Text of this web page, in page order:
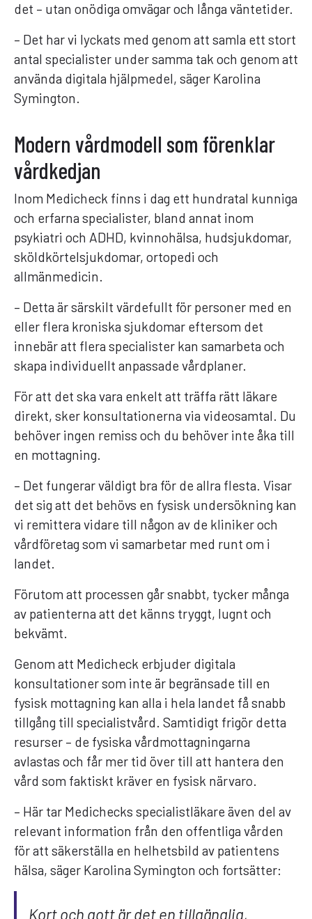
det – utan onödiga omvägar och långa väntetider.
– Det har vi lyckats med genom att samla ett stort
antal specialister under samma tak och genom att
använda digitala hjälpmedel, säger Karolina
Symington.
Modern vårdmodell som förenklar
vårdkedjan
Inom Medicheck finns i dag ett hundratal kunniga
och erfarna specialister, bland annat inom
psykiatri och ADHD, kvinnohälsa, hudsjukdomar,
sköldkörtelsjukdomar, ortopedi och
allmänmedicin.
– Detta är särskilt värdefullt för personer med en
eller flera kroniska sjukdomar eftersom det
innebär att flera specialister kan samarbeta och
skapa individuellt anpassade vårdplaner.
För att det ska vara enkelt att träffa rätt läkare
direkt, sker konsultationerna via videosamtal. Du
behöver ingen remiss och du behöver inte åka till
en mottagning.
– Det fungerar väldigt bra för de allra flesta. Visar
det sig att det behövs en fysisk undersökning kan
vi remittera vidare till någon av de kliniker och
vårdföretag som vi samarbetar med runt om i
landet.
Förutom att processen går snabbt, tycker många
av patienterna att det känns tryggt, lugnt och
bekvämt.
Genom att Medicheck erbjuder digitala
konsultationer som inte är begränsade till en
fysisk mottagning kan alla i hela landet få snabb
tillgång till specialistvård. Samtidigt frigör detta
resurser – de fysiska vårdmottagningarna
avlastas och får mer tid över till att hantera den
vård som faktiskt kräver en fysisk närvaro.
– Här tar Medichecks specialistläkare även del av
relevant information från den offentliga vården
för att säkerställa en helhetsbild av patientens
hälsa, säger Karolina Symington och fortsätter:
Kort och gott är det en tillgänglig,